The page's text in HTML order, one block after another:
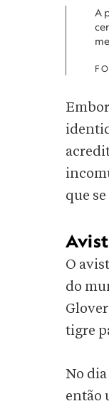
A
que
O
do
tigre
No
então